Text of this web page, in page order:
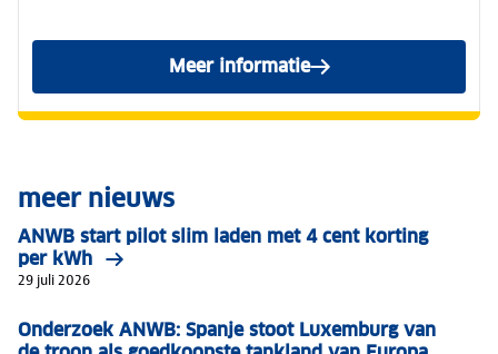
Meer informatie
meer nieuws
ANWB start pilot slim laden met 4 cent korting
per kWh
29 juli 2026
Onderzoek ANWB: Spanje stoot Luxemburg van